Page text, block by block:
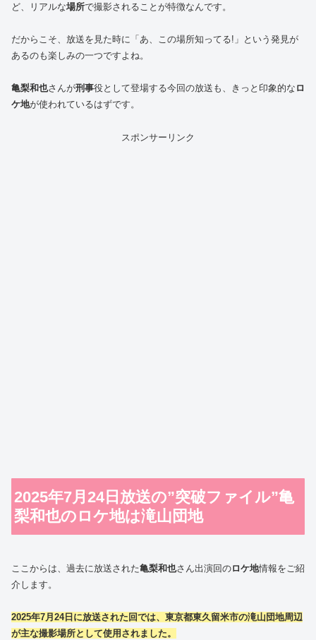
ど、リアルな場所で撮影されることが特徴なんです。
だからこそ、放送を見た時に「あ、この場所知ってる!」という発見が
あるのも楽しみの一つですよね。
亀梨和也さんが刑事役として登場する今回の放送も、きっと印象的な ロ
ケ地が使われているはずです。
スポンサーリンク
2025年7月24日放送の”突破ファイル”亀
梨和也のロケ地は滝山団地
ここからは、過去に放送された亀梨和也さん出演回のロケ地情報をご紹
介します。
2025年7月24日に放送された回では、東京都東久留米市の滝山団地周辺
が主な撮影場所として使用されました。